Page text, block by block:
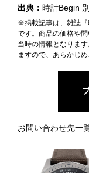
出典： 時計Begin
※掲載記事は、雑誌
です。商品の価格や
当時の情報となりま
ますので、あらかじめ
お問い合わせ先一